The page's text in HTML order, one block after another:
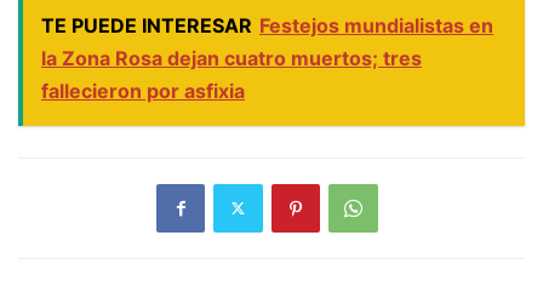
TE PUEDE INTERESAR Festejos mundialistas en
la Zona Rosa dejan cuatro muertos; tres
fallecieron por asfixia